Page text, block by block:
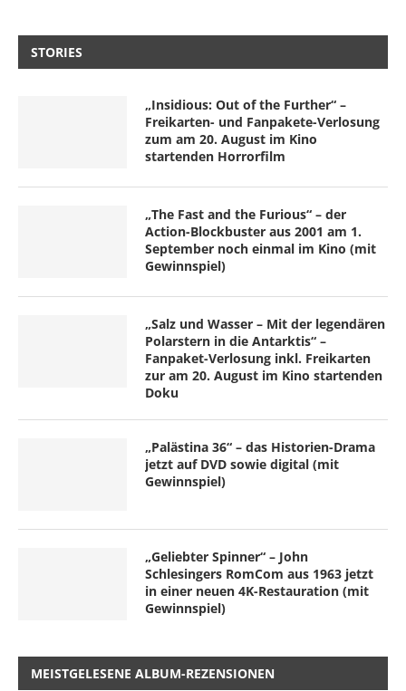
STORIES
„Insidious: Out of the Further“ –
Freikarten- und Fanpakete-Verlosung
zum am 20. August im Kino
startenden Horrorfilm
„The Fast and the Furious“ – der
Action-Blockbuster aus 2001 am 1.
September noch einmal im Kino (mit
Gewinnspiel)
„Salz und Wasser – Mit der legendären
Polarstern in die Antarktis“ –
Fanpaket-Verlosung inkl. Freikarten
zur am 20. August im Kino startenden
Doku
„Palästina 36“ – das Historien-Drama
jetzt auf DVD sowie digital (mit
Gewinnspiel)
„Geliebter Spinner“ – John
Schlesingers RomCom aus 1963 jetzt
in einer neuen 4K-Restauration (mit
Gewinnspiel)
MEISTGELESENE ALBUM-REZENSIONEN